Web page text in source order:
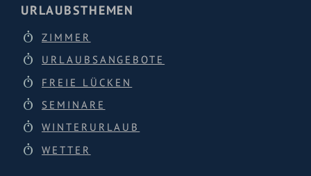
URLAUBSTHEMEN
ZIMMER
URLAUBSANGEBOTE
FREIE LÜCKEN
SEMINARE
WINTERURLAUB
WETTER